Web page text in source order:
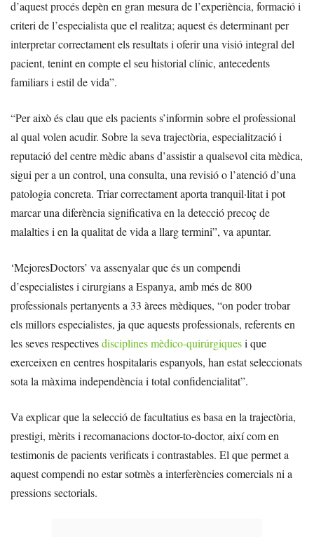
d’aquest procés depèn en gran mesura de l’experiència, formació i
criteri de l’especialista que el realitza; aquest és determinant per
interpretar correctament els resultats i oferir una visió integral del
pacient, tenint en compte el seu historial clínic, antecedents
familiars i estil de vida”.
“Per això és clau que els pacients s’informin sobre el professional
al qual volen acudir. Sobre la seva trajectòria, especialització i
reputació del centre mèdic abans d’assistir a qualsevol cita mèdica,
sigui per a un control, una consulta, una revisió o l’atenció d’una
patologia concreta. Triar correctament aporta tranquil·litat i pot
marcar una diferència significativa en la detecció precoç de
malalties i en la qualitat de vida a llarg termini”, va apuntar.
‘MejoresDoctors’ va assenyalar que és un compendi
d’especialistes i cirurgians a Espanya, amb més de 800
professionals pertanyents a 33 àrees mèdiques, “on poder trobar
els millors especialistes, ja que aquests professionals, referents en
les seves respectivesdisciplines mèdico-quirúrgiquesi que
exerceixen en centres hospitalaris espanyols, han estat seleccionats
sota la màxima independència i total confidencialitat”.
Va explicar que la selecció de facultatius es basa en la trajectòria,
prestigi, mèrits i recomanacions doctor-to-doctor, així com en
testimonis de pacients verificats i contrastables. El que permet a
aquest compendi no estar sotmès a interferències comercials ni a
pressions sectorials.